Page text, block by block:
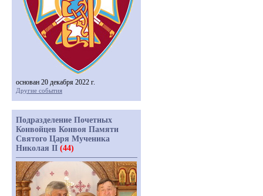
основан 20 декабря 2022 г.
Другие события
Подразделение Почетных
Конвойцев Конвоя Памяти
Святого Царя Мученика
Николая II (44)